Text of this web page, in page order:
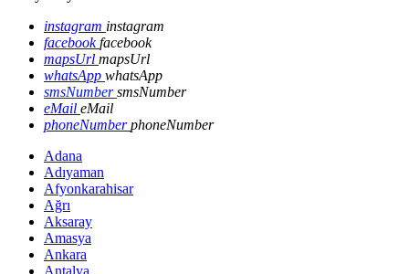
instagram instagram
facebookfacebook
mapsUrl mapsUrl
whatsApp whatsApp
smsNumbersmsNumber
eMail eMail
phoneNumberphoneNumber
Adana
Adıyaman
Afyonkarahisar
Ağrı
Aksaray
Amasya
Ankara
Antalya